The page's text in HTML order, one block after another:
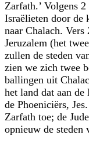
Zarfath.’ Volgens
Israëlieten door de
naar Chalach. Vers
Jeruzalem (het
zullen de steden
zien we zich twee
ballingen uit
het land dat aan de
de Phoeniciërs,
Zarfath toe; de
opnieuw de steden